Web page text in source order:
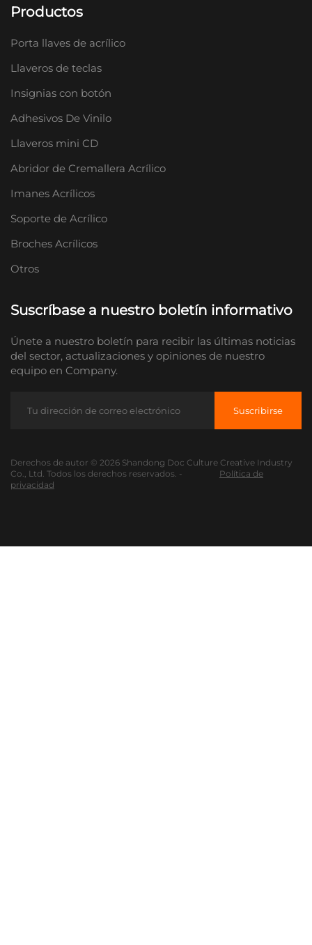
Productos
Porta llaves de acrílico
Llaveros de teclas
Insignias con botón
Adhesivos De Vinilo
Llaveros mini CD
Abridor de Cremallera Acrílico
Imanes Acrílicos
Soporte de Acrílico
Broches Acrílicos
Otros
Suscríbase a nuestro boletín informativo
Únete a nuestro boletín para recibir las últimas noticias
del sector, actualizaciones y opiniones de nuestro
equipo en Company.
Suscribirse
Derechos de autor © 2026 Shandong Doc Culture Creative Industry
Co., Ltd. Todos los derechos reservados. -
Política de
privacidad